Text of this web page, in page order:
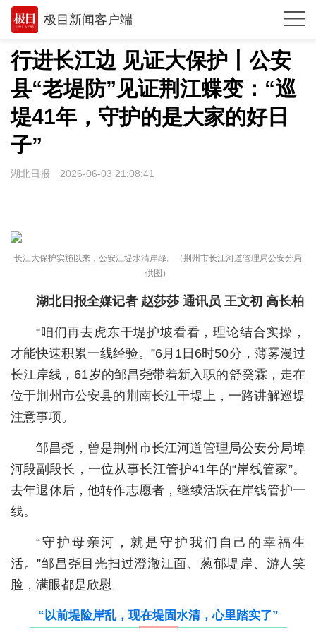
极目新闻客户端
推荐
观点
时政
湖北
武汉
专题
科教
健康
相亲
汽车
房产
消费
创意
行进长江边 见证大保护丨​公安
县“老堤防”见证荆江蝶变：“巡
堤41年，守护的是大家的好日
子”
湖北日报 2026-06-03 21:08:41
长江大保护实施以来，公安江堤水清岸绿。（荆州市长江河道管理局公安分局
供图）
湖北日报全媒记者 赵莎莎 通讯员 王文初 高长柏
“咱们再去虎东干堤护坡看看，理论结合实操，
才能快速积累一线经验。”6月1日6时50分，薄雾漫过
长江岸线，61岁的邹昌尧带着新入职的舒癸霖，走在
位于荆州市公安县的荆南长江干堤上，一路讲解巡堤
注意事项。
邹昌尧，曾是荆州市长江河道管理局公安分局埠
河段副段长，一位从事长江管护41年的“岸线管家”。
去年退休后，他转作志愿者，继续活跃在岸线管护一
线。
“守护母亲河，就是守护我们自己的幸福生
活。”邹昌尧目光扫过澄澈江面、葱郁堤岸、游人笑
脸，满眼都是欣慰。
“以前堤险岸乱，现在堤固水清，心里踏实了”